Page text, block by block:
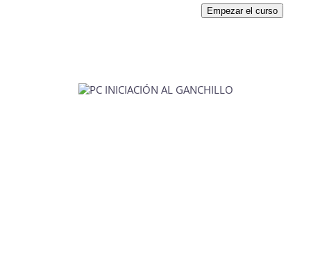
Empezar el curso